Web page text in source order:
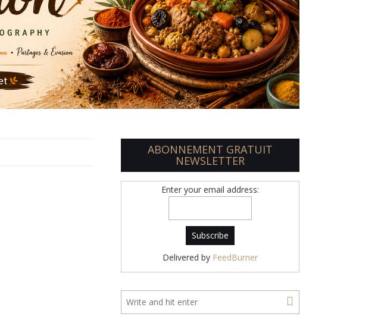
ABONNEMENT GRATUIT
NEWSLETTER
Enter your email address:
Delivered by FeedBurner